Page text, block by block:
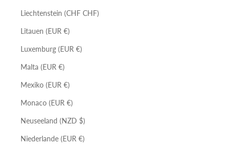
Liechtenstein (CHF CHF)
Litauen (EUR €)
Luxemburg (EUR €)
Malta (EUR €)
Mexiko (EUR €)
Monaco (EUR €)
Neuseeland (NZD $)
Niederlande (EUR €)